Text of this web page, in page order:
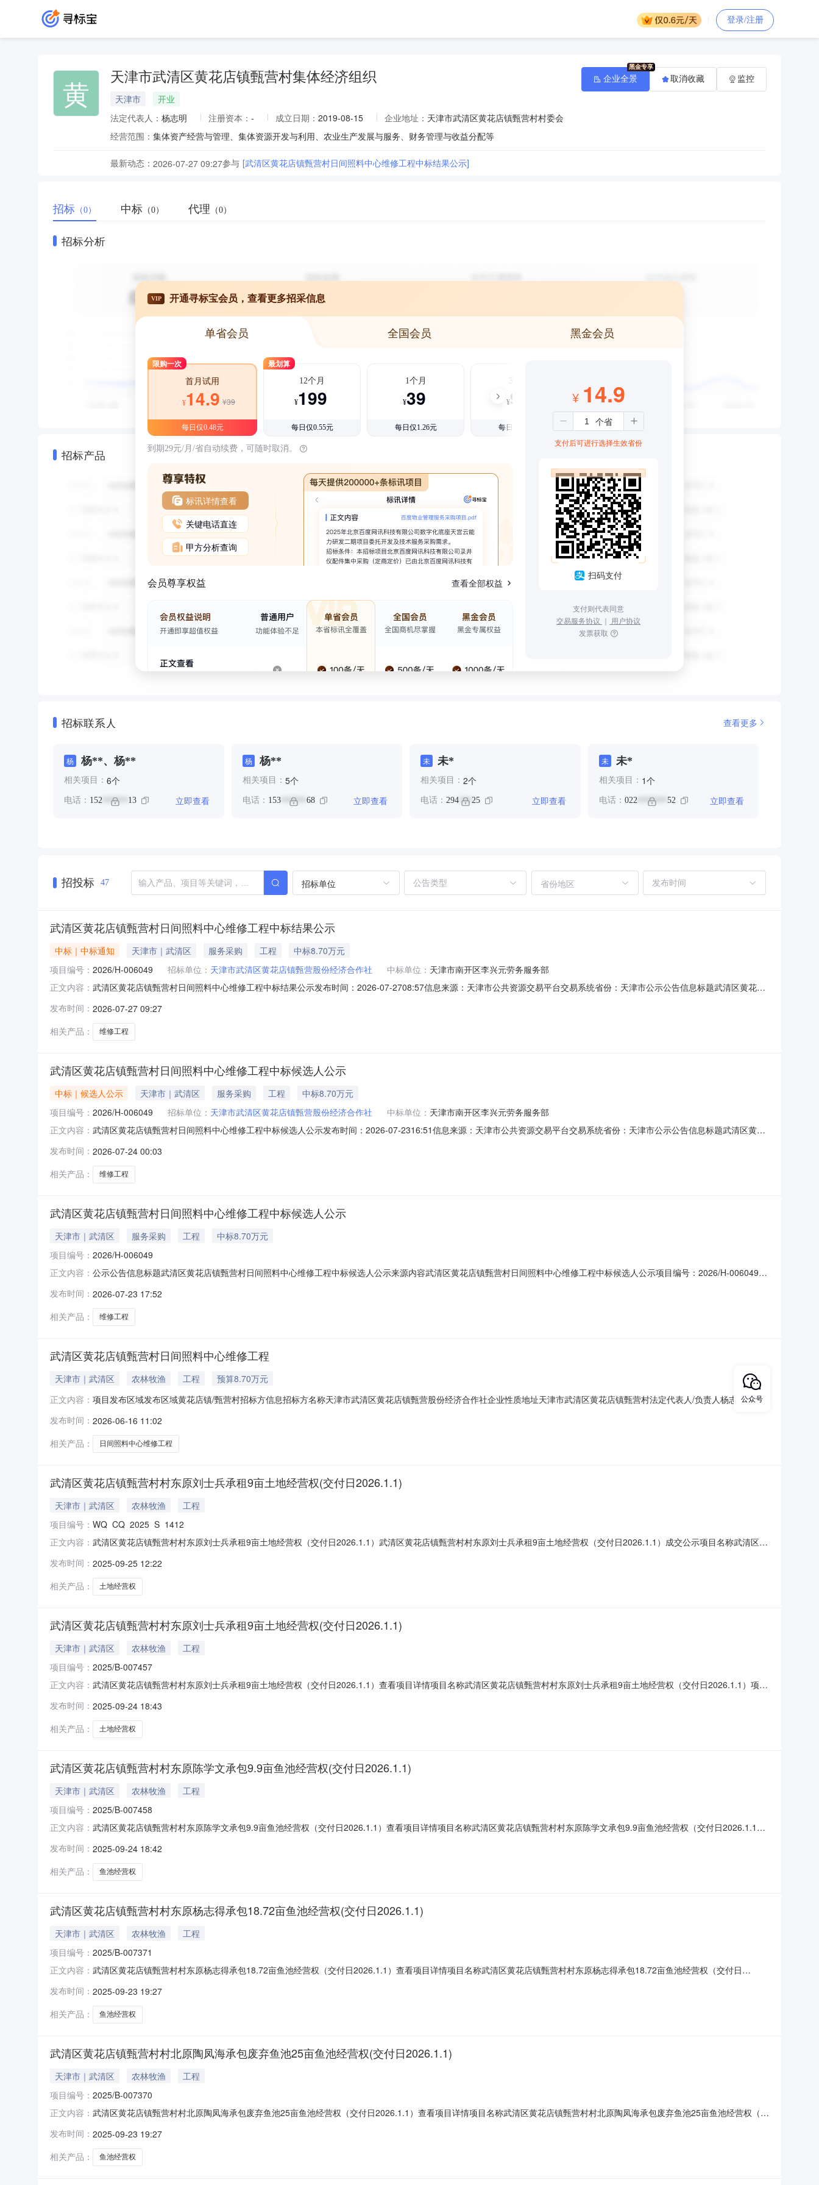
登录/注册
黄 天津市武清区黄花店镇甄营村集体经济组织
天津市
开业
法定代表人： 杨志明 注册资本： - 成立日期： 2019-08-15 企业地址： 天津市武清区黄花店镇甄营村村委会
经营范围： 集体资产经营与管理、集体资源开发与利用、农业生产发展与服务、财务管理与收益分配等
最新动态： 2026-07-27 09:27参与 [武清区黄花店镇甄营村日间照料中心维修工程中标结果公示]
企业全景 取消收藏 监控
招标 （0） 中标 （0） 代理 （0）
招标分析
招标产品
VIP 开通寻标宝会员，查看更多招采信息
单省会员 全国会员 黑金会员
限购一次
首月试用
¥14.9 ¥39
每日仅0.48元
最划算
12个月
¥199
每日仅0.55元
1个月
¥39
每日仅1.26元
3个月
¥99
每日仅1.08元
到期29元/月/省自动续费，可随时取消。
标讯详情查看
关键电话直连
甲方分析查询
会员尊享权益 查看全部权益
¥ 14.9
支付后可进行选择生效省份
扫码支付
支付则代表同意
交易服务协议 ｜ 用户协议
发票获取
招标联系人 查看更多
杨 杨**、杨**
相关项目： 6个
电话： 152 ****** 13 立即查看
杨 杨**
相关项目： 5个
电话： 153****** 68 立即查看
未 未*
相关项目： 2个
电话： 294 *** 25 立即查看
未 未*
相关项目： 1个
电话： 022******* 52 立即查看
招投标 47 招标单位 省份地区
武清区黄花店镇甄营村日间照料中心维修工程中标结果公示
中标｜中标通知 天津市｜武清区 服务采购 工程
中标8.70万元
项目编号： 2026/H-006049 招标单位： 天津市武清区黄花店镇甄营股份经济合作社 中标单位： 天津市南开区李兴元劳务服务部
正文内容： 武清区黄花店镇甄营村日间照料中心维修工程中标结果公示发布时间：2026-07-2708:57信息来源：天津市公共资源交易平台交易系统省份：天津市公示公告信息标题武清区黄花店
李兴元劳务服务部（个体工商户）投标报价：人民币87000.000元(总价)。质量：符合相关验收规范合格标准工期：1个月二、提出异议的渠道和方式以书面形式向天津市武清区黄花
店镇甄营
发布时间： 2026-07-27 09:27
相关产品：
维修工程
武清区黄花店镇甄营村日间照料中心维修工程中标候选人公示
中标｜候选人公示 天津市｜武清区 服务采购 工程
中标8.70万元
项目编号： 2026/H-006049 招标单位： 天津市武清区黄花店镇甄营股份经济合作社 中标单位： 天津市南开区李兴元劳务服务部
正文内容： 武清区黄花店镇甄营村日间照料中心维修工程中标候选人公示发布时间：2026-07-2316:51信息来源：天津市公共资源交易平台交易系统省份：天津市公示公告信息标题武清区黄花
示结束时间：2026-07-25一、竞价情况1、中标候选人基本情况：中标候选人：天津市南开区李兴元劳务服务部（个体工商户）投标报价：人民币87000.000元(总价)。质
发布时间： 2026-07-24 00:03
相关产品：
维修工程
武清区黄花店镇甄营村日间照料中心维修工程中标候选人公示
天津市｜武清区 服务采购 工程
中标8.70万元
项目编号： 2026/H-006049
正文内容： 公示公告信息标题武清区黄花店镇甄营村日间照料中心维修工程中标候选人公示来源内容武清区黄花店镇甄营村日间照料中心维修工程中标候选人公示项目编号：2026/H-006049公
87000.000元(总价)。质量：符合相关验收规范合格标准工期：1个月2、中标候选人响应公告信息要求的资格能力条件：面向就该项目具有相关施工能力的个体工商户。二、提出异
议的渠道
发布时间： 2026-07-23 17:52
相关产品：
维修工程
武清区黄花店镇甄营村日间照料中心维修工程
天津市｜武清区 农林牧渔 工程
预算8.70万元
正文内容： 项目发布区域发布区域黄花店镇/甄营村招标方信息招标方名称天津市武清区黄花店镇甄营股份经济合作社企业性质地址天津市武清区黄花店镇甄营村法定代表人/负责人杨志明项目
付款，分期付款方式：以签订的书面合同为准投标方条件面向就该项目具有相关施工能力的个体工商户。其他描述1、工程内容：日间照料中心墙面脱漏需进行墙板安装维修，包括
会议室130平米、库房70平
发布时间： 2026-06-16 11:02
相关产品：
日间照料中心维修工程
武清区黄花店镇甄营村村东原刘士兵承租9亩土地经营权(交付日2026.1.1)
天津市｜武清区 农林牧渔
工程
项目编号： WQ_CQ_2025_S_1412
正文内容： 武清区黄花店镇甄营村村东原刘士兵承租9亩土地经营权（交付日2026.1.1）武清区黄花店镇甄营村村东原刘士兵承租9亩土地经营权（交付日2026.1.1）成交公示项目名称武清区黄
2416:42:04标的区域黄花店镇/甄营村转出方天津市武清区黄花店镇甄营股份经济合作
发布时间： 2025-09-25 12:22
相关产品：
土地经营权
武清区黄花店镇甄营村村东原刘士兵承租9亩土地经营权(交付日2026.1.1)
天津市｜武清区 农林牧渔
工程
项目编号： 2025/B-007457
正文内容： 武清区黄花店镇甄营村村东原刘士兵承租9亩土地经营权（交付日2026.1.1）查看项目详情项目名称武清区黄花店镇甄营村村东原刘士兵承租9亩土地经营权（交付日2026.1.1）项目
数量9亩转出期限2026-01-01至2027-12-31成交价格1020.0元/亩/年联系
发布时间： 2025-09-24 18:43
相关产品：
土地经营权
武清区黄花店镇甄营村村东原陈学文承包9.9亩鱼池经营权(交付日2026.1.1)
天津市｜武清区 农林牧渔
工程
项目编号： 2025/B-007458
正文内容： 武清区黄花店镇甄营村村东原陈学文承包9.9亩鱼池经营权（交付日2026.1.1）查看项目详情项目名称武清区黄花店镇甄营村村东原陈学文承包9.9亩鱼池经营权（交付日2026.1.1）
出面积/数量9.9亩转出期限2026-01-01至2040-12-31成交价格150.0元
发布时间： 2025-09-24 18:42
相关产品：
鱼池经营权
武清区黄花店镇甄营村村东原杨志得承包18.72亩鱼池经营权(交付日2026.1.1)
天津市｜武清区 农林牧渔
工程
项目编号： 2025/B-007371
正文内容： 武清区黄花店镇甄营村村东原杨志得承包18.72亩鱼池经营权（交付日2026.1.1）查看项目详情项目名称武清区黄花店镇甄营村村东原杨志得承包18.72亩鱼池经营权（交付日
方杨志得转出面积/数量18.72亩转出期限2026-01-01至2040-12-31成交价格
发布时间： 2025-09-23 19:27
相关产品：
鱼池经营权
武清区黄花店镇甄营村村北原陶凤海承包废弃鱼池25亩鱼池经营权(交付日2026.1.1)
天津市｜武清区 农林牧渔
工程
项目编号： 2025/B-007370
正文内容： 武清区黄花店镇甄营村村北原陶凤海承包废弃鱼池25亩鱼池经营权（交付日2026.1.1）查看项目详情项目名称武清区黄花店镇甄营村村北原陶凤海承包废弃鱼池25亩鱼池经营权（交
受让方陶凤海转出面积/数量25亩转出期限2026-01-01至2040-12-31成交价格1
发布时间： 2025-09-23 19:27
相关产品：
鱼池经营权
公众号